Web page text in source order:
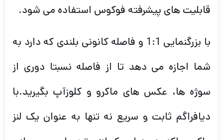
قابلیت های پیشرفته فوکوس استفاده می شود.
با بزرگنمایی 1:1 و فاصله کانونی بلندی که دارد به
شما اجازه می دهد تا از فاصله نسبتا دوری از
سوژه ها، عکس های ماکرو و کلوزآپ بگیرید.با
دیافراگم ثابت و سریع نه تنها به عنوان یک لنز